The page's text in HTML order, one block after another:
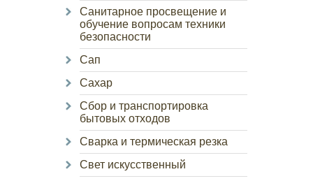
Санитарное просвещение и
обучение вопросам техники
безопасности
Сап
Сахар
Сбор и транспортировка
бытовых отходов
Сварка и термическая резка
Свет искусственный